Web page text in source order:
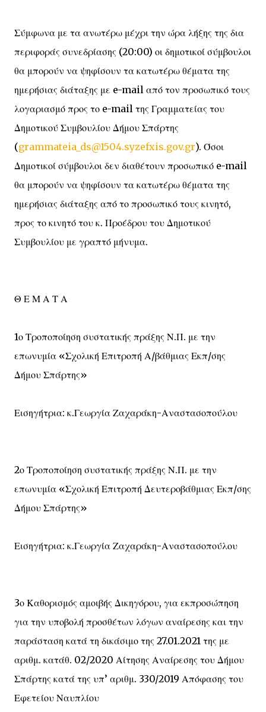
Σύμφωνα με τα ανωτέρω μέχρι την ώρα λήξης της δια
περιφοράς συνεδρίασης (20:00) οι δημοτικοί σύμβουλοι
θα μπορούν να ψηφίσουν τα κατωτέρω θέματα της
ημερήσιας διάταξης με e-mail από τον προσωπικό τους
λογαριασμό προς το e-mail της Γραμματείας του
Δημοτικού Συμβουλίου Δήμου Σπάρτης
(grammateia_ds@1504.syzefxis.gov.gr). Όσοι
Δημοτικοί σύμβουλοι δεν διαθέτουν προσωπικό e-mail
θα μπορούν να ψηφίσουν τα κατωτέρω θέματα της
ημερήσιας διάταξης από το προσωπικό τους κινητό,
προς το κινητό του κ. Προέδρου του Δημοτικού
Συμβουλίου με γραπτό μήνυμα.
Θ Ε Μ Α Τ Α
1ο Τροποποίηση συστατικής πράξης Ν.Π. με την
επωνυμία «Σχολική Επιτροπή Α/βάθμιας Εκπ/σης
Δήμου Σπάρτης»
Εισηγήτρια: κ.Γεωργία Ζαχαράκη-Αναστασοπούλου
2ο Τροποποίηση συστατικής πράξης Ν.Π. με την
επωνυμία «Σχολική Επιτροπή Δευτεροβάθμιας Εκπ/σης
Δήμου Σπάρτης»
Εισηγήτρια: κ.Γεωργία Ζαχαράκη-Αναστασοπούλου
3ο Καθορισμός αμοιβής Δικηγόρου, για εκπροσώπηση
για την υποβολή προσθέτων λόγων αναίρεσης και την
παράσταση κατά τη δικάσιμο της 27.01.2021 της με
αριθμ. κατάθ. 02/2020 Αίτησης Αναίρεσης του Δήμου
Σπάρτης κατά της υπ’ αριθμ. 330/2019 Απόφασης του
Εφετείου Ναυπλίου